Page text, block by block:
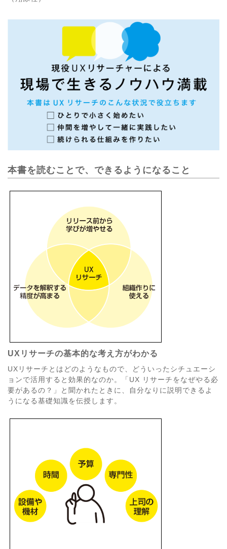
本書を読むことで、できるようになること
UXリサーチの基本的な考え方がわかる
UXリサーチとはどのようなもので、どういったシチュエーシ
ョンで活用すると効果的なのか。「UX リサーチをなぜやる必
要があるの？」と聞かれたときに、自分なりに説明できるよ
うになる基礎知識を伝授します。